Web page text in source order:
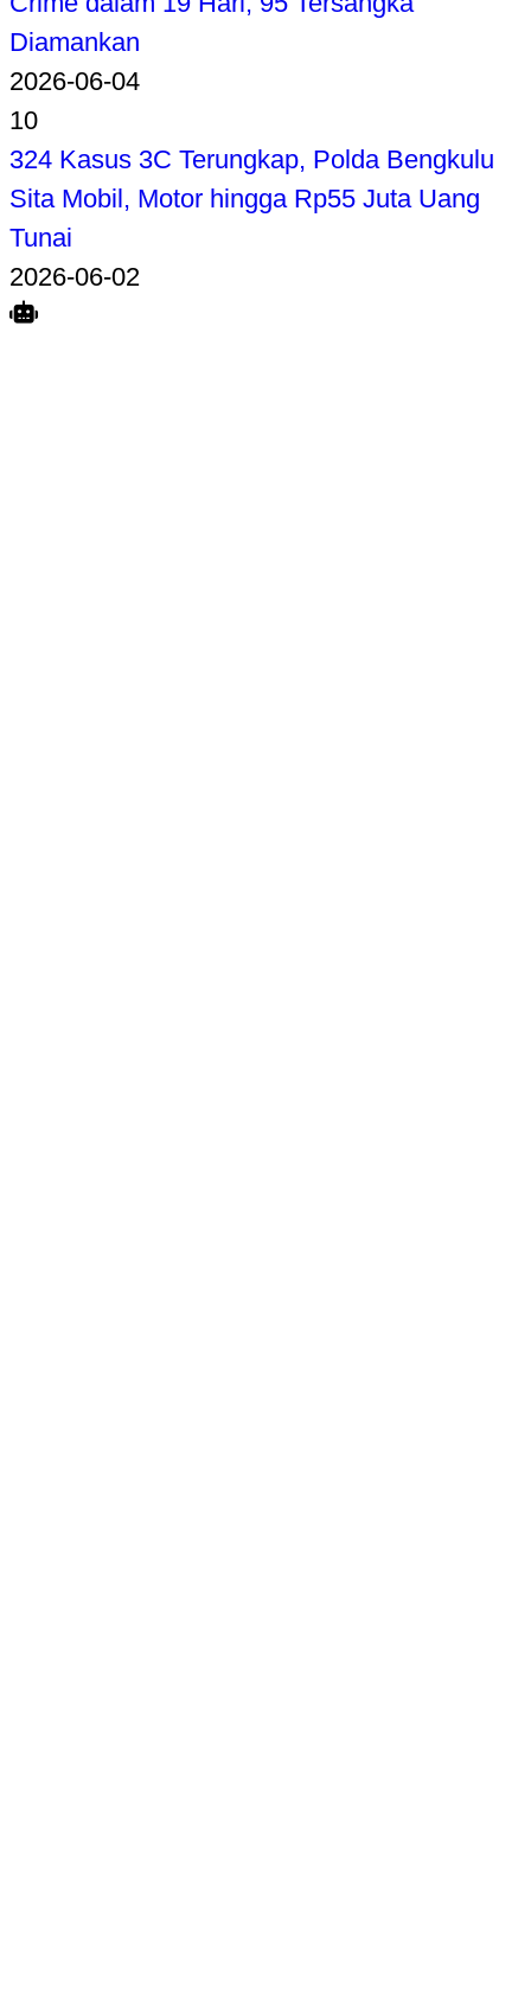
Diamankan
2026-06-04
10
324 Kasus 3C Terungkap, Polda Bengkulu
Sita Mobil, Motor hingga Rp55 Juta Uang
Tunai
2026-06-02